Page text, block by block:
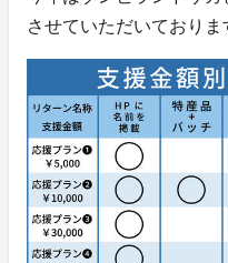
させていただいておりま